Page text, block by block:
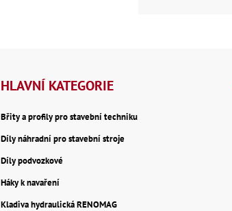
HLAVNÍ KATEGORIE
Břity a profily pro stavební techniku
Díly náhradní pro stavební stroje
Díly podvozkové
Háky k navaření
Kladiva hydraulická RENOMAG